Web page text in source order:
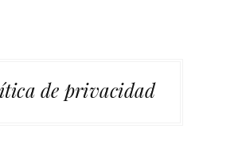
de privacidad